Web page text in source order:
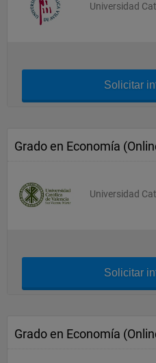
Universidad
Solicitar
Grado en Economía
Universidad
Solicitar
Grado en Economía